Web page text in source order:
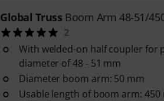
Global Truss Boom Arm 48-51/
2
With welded-on half coupler for
diameter of 48 - 51 mm
Diameter boom arm: 50 mm
Usable length of boom arm: 450